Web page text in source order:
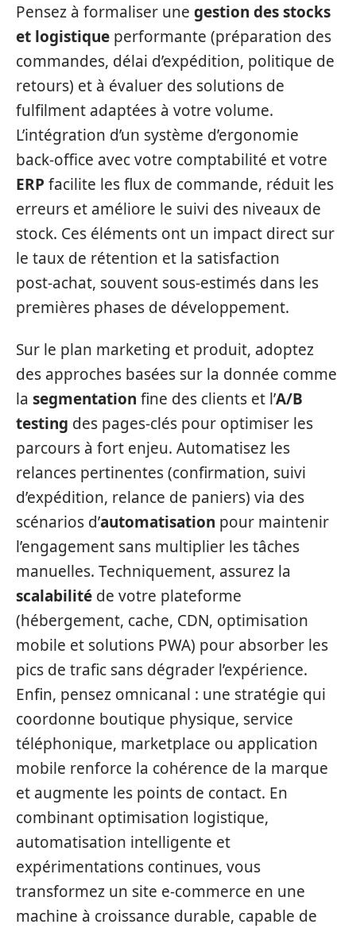
Pensez à formaliser une gestion des stocks
et logistique performante (préparation des
commandes, délai d’expédition, politique de
retours) et à évaluer des solutions de
fulfilment adaptées à votre volume.
L’intégration d’un système d’ergonomie
back‑office avec votre comptabilité et votre
ERP facilite les flux de commande, réduit les
erreurs et améliore le suivi des niveaux de
stock. Ces éléments ont un impact direct sur
le taux de rétention et la satisfaction
post‑achat, souvent sous‑estimés dans les
premières phases de développement.
Sur le plan marketing et produit, adoptez
des approches basées sur la donnée comme
la segmentation fine des clients et l’A/B
testing des pages-clés pour optimiser les
parcours à fort enjeu. Automatisez les
relances pertinentes (confirmation, suivi
d’expédition, relance de paniers) via des
scénarios d’automatisation pour maintenir
l’engagement sans multiplier les tâches
manuelles. Techniquement, assurez la
scalabilité de votre plateforme
(hébergement, cache, CDN, optimisation
mobile et solutions PWA) pour absorber les
pics de trafic sans dégrader l’expérience.
Enfin, pensez omnicanal : une stratégie qui
coordonne boutique physique, service
téléphonique, marketplace ou application
mobile renforce la cohérence de la marque
et augmente les points de contact. En
combinant optimisation logistique,
automatisation intelligente et
expérimentations continues, vous
transformez un site e‑commerce en une
machine à croissance durable, capable de